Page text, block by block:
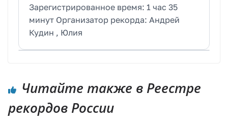
Зарегистрированное время: 1 час 35
минут Организатор рекорда: Андрей
Кудин , Юлия
Читайте также в Реестре
рекордов России